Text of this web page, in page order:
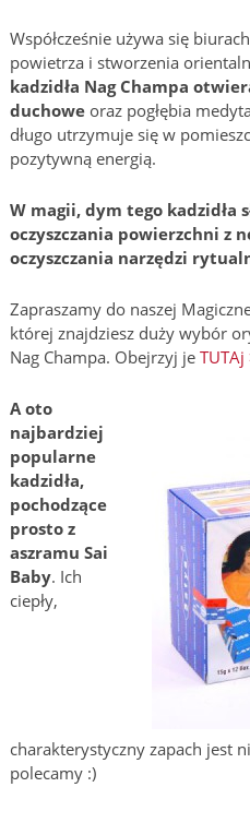
Współcześnie używa się
powietrza i stworzenia
kadzidła Nag Champa
duchoweoraz pogłębia
długo utrzymuje się w
pozytywną energią.
W magii, dym tego kadzidła
oczyszczania powierzchni z
oczyszczania narzędzi
Zapraszamy do naszej
której znajdziesz duży wybór
Nag Champa. Obejrzyj jeTUTAj
A oto
najbardziej
popularne
kadzidła,
pochodzące
prosto z
aszramu Sai
Baby. Ich
ciepły,
charakterystyczny zapach jest
polecamy :)